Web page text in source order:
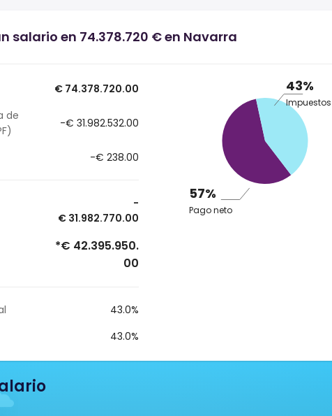
salario en 74.378.720 € en Navarra
€ 74.378.720.00
de
-€ 31.982.532.00
-€ 238.00
-
€ 31.982.770.00
*€ 42.395.950.
00
43.0%
43.0%
43%
57%
Pago neto